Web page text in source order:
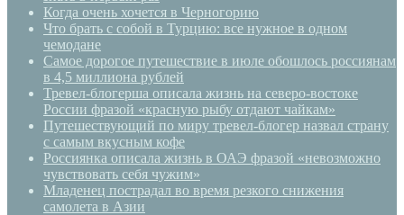
Когда очень хочется в Черногорию
Что брать с собой в Турцию: все нужное в одном
чемодане
Самое дорогое путешествие в июле обошлось россиянам
в 4,5 миллиона рублей
Тревел-блогерша описала жизнь на северо-востоке
России фразой «красную рыбу отдают чайкам»
Путешествующий по миру тревел-блогер назвал страну
с самым вкусным кофе
Россиянка описала жизнь в ОАЭ фразой «невозможно
чувствовать себя чужим»
Младенец пострадал во время резкого снижения
самолета в Азии